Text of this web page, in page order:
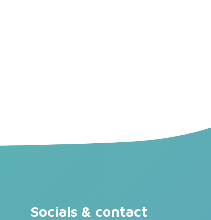
Socials & contact